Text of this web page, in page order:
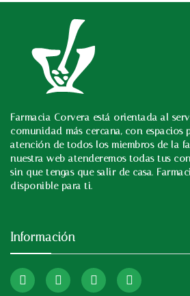
Farmacia Corvera está orientada al
comunidad más cercana, con
atención de todos los miembros de la
nuestra web atenderemos todas tus
sin que tengas que salir de casa.
disponible para ti.
Información